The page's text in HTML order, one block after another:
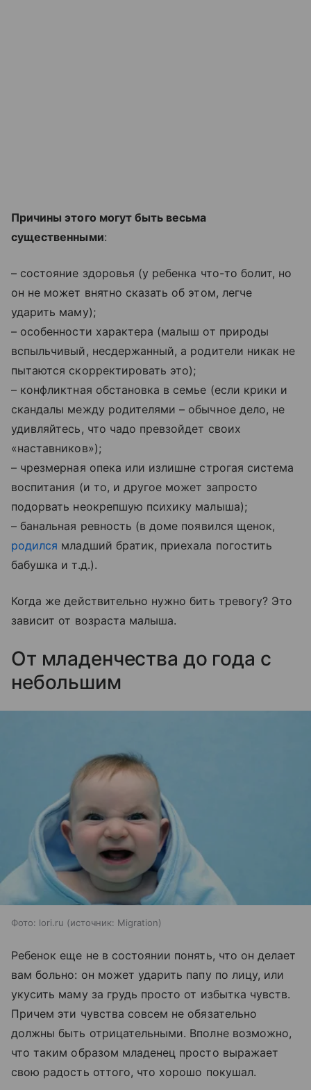
Причины этого могут быть весьма
существенными:
– состояние здоровья (у ребенка что-то болит, но
он не может внятно сказать об этом, легче
ударить маму);
– особенности характера (малыш от природы
вспыльчивый, несдержанный, а родители никак не
пытаются скорректировать это);
– конфликтная обстановка в семье (если крики и
скандалы между родителями – обычное дело, не
удивляйтесь, что чадо превзойдет своих
«наставников»);
– чрезмерная опека или излишне строгая система
воспитания (и то, и другое может запросто
подорвать неокрепшую психику малыша);
– банальная ревность (в доме появился щенок,
родился младший братик, приехала погостить
бабушка и т.д.).
Когда же действительно нужно бить тревогу? Это
зависит от возраста малыша.
От младенчества до года с
небольшим
Фото: lori.ru источник: Migration
Ребенок еще не в состоянии понять, что он делает
вам больно: он может ударить папу по лицу, или
укусить маму за грудь просто от избытка чувств.
Причем эти чувства совсем не обязательно
должны быть отрицательными. Вполне возможно,
что таким образом младенец просто выражает
свою радость оттого, что хорошо покушал.